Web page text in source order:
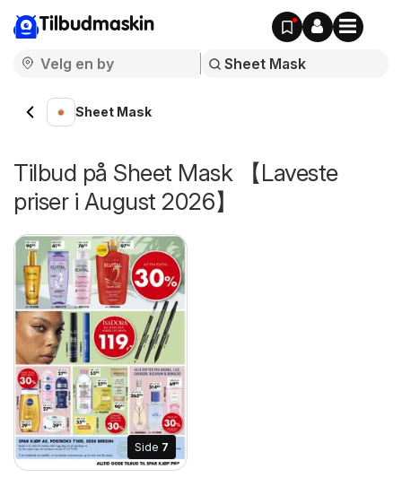
Tilbudmaskin
Sheet Mask
Tilbud på Sheet Mask 【Laveste
priser i August 2026】
Side 7